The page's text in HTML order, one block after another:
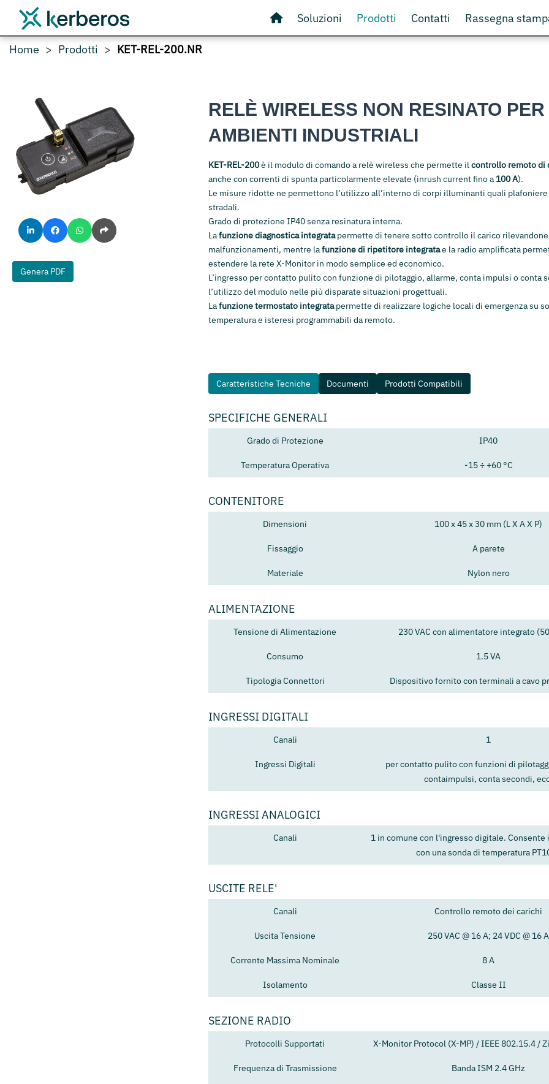
Soluzioni Prodotti Contatti Rassegna
Home Prodotti KET-REL-200.NR
Genera PDF
RELÈ WIRELESS NON RESINATO PER
AMBIENTI INDUSTRIALI
KET-REL-200è il modulo di comando a relè wireless che permette ilcontrollo remoto di
anche con correnti di spunta particolarmente elevate (inrush current fino a100 A).
Le misure ridotte ne permettono l’utilizzo all’interno di corpi illuminanti quali
stradali.
Grado di protezione IP40 senza resinatura interna.
Lafunzione diagnostica integratapermette di tenere sotto controllo il carico
malfunzionamenti, mentre lafunzione di ripetitore integratae la radio amplificata
estendere la rete X-Monitor in modo semplice ed economico.
L’ingresso per contatto pulito con funzione di pilotaggio, allarme, conta impulsi o conta
l’utilizzo del modulo nelle più disparate situazioni progettuali.
Lafunzione termostato integratapermette di realizzare logiche locali di emergenza su
temperatura e isteresi programmabili da remoto.
Caratteristiche Tecniche Documenti Prodotti Compatibili
SPECIFICHE GENERALI
Grado di Protezione IP40
Temperatura Operativa -15 ÷ +60 °C
CONTENITORE
Dimensioni 100 x 45 x 30 mm (L X A X P)
Fissaggio A parete
Materiale Nylon nero
ALIMENTAZIONE
Tensione di Alimentazione 230 VAC con alimentatore integrato
Consumo 1.5 VA
Tipologia Connettori Dispositivo fornito con terminali a cavo
INGRESSI DIGITALI
Canali 1
Ingressi Digitali
per contatto pulito con funzioni di
contaimpulsi, conta secondi,
INGRESSI ANALOGICI
Canali
1 in comune con l'ingresso digitale.
con una sonda di temperatura
USCITE RELE'
Canali Controllo remoto dei carichi
Uscita Tensione 250 VAC @ 16 A; 24 VDC @ 16 A
Corrente Massima Nominale 8 A
Isolamento Classe II
SEZIONE RADIO
Protocolli Supportati X-Monitor Protocol (X-MP) / IEEE 802.15.4 /
Frequenza di Trasmissione Banda ISM 2.4 GHz